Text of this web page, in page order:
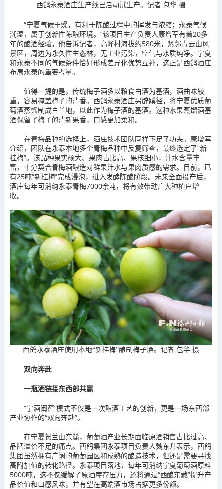
西鸽永泰酒庄生产线已启动试生产。记者 包华 摄
“宁夏气候干燥，有利于陈酿过程中的挥发与浓缩；永泰气候
潮湿，属于创新性陈酿环境。”该项目生产负责人康增军有着20多
年的酿酒经验，他告诉记者，高峰村海拔约580米，紧邻青云山风
景区，周边为永久性生态林，无工业污染，空气与水质纯净。宁夏
和永泰不同的气候条件恰好形成差异化优势互补，这正是西鸽酒庄
布局永泰的重要考量。
值得一提的是，传统梅子酒多以粮食白酒为基酒，酒曲味较
重，容易掩盖梅子的清香。西鸽永泰酒庄另辟蹊径，将宁夏优质葡
萄酒蒸馏制成白兰地，以此作为梅子酒的基酒。这种水果蒸馏酒基
酒保留了梅子的清新果香，口感更加柔和。
在青梅品种的选择上，酒庄技术团队同样下足了功夫。康增军
介绍，团队在永泰本地多个青梅品种中反复筛查，最终选定了“新
桂梅”。该品种果实硕大、果肉占比高、果核细小，汁水含量丰
富，十分契合青梅酒酿造对鲜果汁水与果肉质感的需求。目前，已
有25吨“新桂梅”完成浸泡，进入发酵陈酿阶段。未来全面投产后，
酒庄每年可消纳永泰青梅7000余吨，将有效带动广大种植户增
收。
西鸽永泰酒庄使用本地“新桂梅”酿制梅子酒。记者 包华 摄
双向奔赴
一瓶酒链接东西部共赢
“宁酒闽窖”模式不仅是一次酿酒工艺的创新，更是一场东西部
产业协作的“双向奔赴”。
在宁夏贺兰山东麓，葡萄酒产业长期面临原酒销售占比过高、
品牌溢价不足的痛点。西鸽集团永泰项目负责人魏东升表示，西鸽
集团虽然拥有广阔的葡萄园区和成熟的酿造技术，但还是需要寻找
高附加值的转化路径。永泰项目落地，每年可消纳宁夏葡萄酒原料
5000吨，这不仅缓解了原酒库存压力，还将通过“西酿东藏”提升产
品价值和口感风味，并有望在高端酒市场占据更多份额。